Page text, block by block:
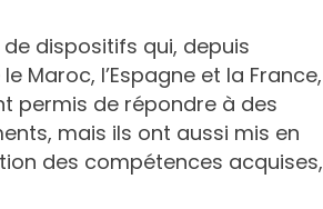
dispositifs qui, depuis
Maroc, l’Espagne et la France,
permis de répondre à des
mais ils ont aussi mis en
des compétences acquises,